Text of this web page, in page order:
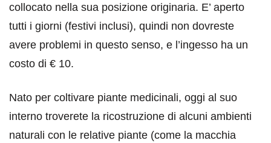
collocato nella sua posizione originaria. E’ aperto
tutti i giorni (festivi inclusi), quindi non dovreste
avere problemi in questo senso, e l’ingesso ha un
costo di € 10.
Nato per coltivare piante medicinali, oggi al suo
interno troverete la ricostruzione di alcuni ambienti
naturali con le relative piante (come la macchia